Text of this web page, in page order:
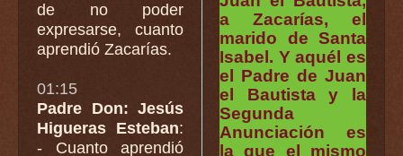
de no poder
expresarse, cuanto
aprendió Zacarías.
01:15
Padre Don: Jesús
Higueras Esteban:
- Cuanto aprendió
a Zacarías, el
marido de Santa
Isabel. Y aquél es
el Padre de Juan
el Bautista y la
Segunda
Anunciación es
la que el mismo